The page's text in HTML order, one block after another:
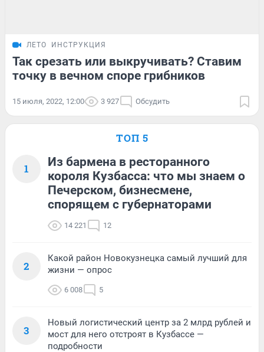
ЛЕТО ИНСТРУКЦИЯ
Так срезать или выкручивать? Ставим
точку в вечном споре грибников
15 июля, 2022, 12:00 3 927 Обсудить
ТОП 5
1
Из бармена в ресторанного
короля Кузбасса: что мы знаем о
Печерском, бизнесмене,
спорящем с губернаторами
14 221 12
2
Какой район Новокузнецка самый лучший для
жизни — опрос
6 008 5
3
Новый логистический центр за 2 млрд рублей и
мост для него отстроят в Кузбассе —
подробности